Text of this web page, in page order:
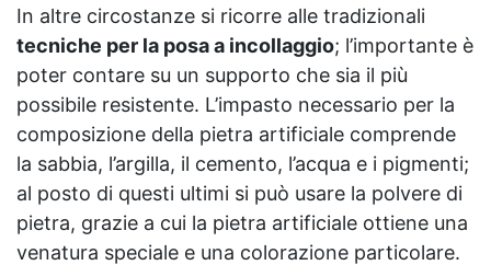
In altre circostanze si ricorre alle tradizionali
tecniche per la posa a incollaggio; l’importante è
poter contare su un supporto che sia il più
possibile resistente. L’impasto necessario per la
composizione della pietra artificiale comprende
la sabbia, l’argilla, il cemento, l’acqua e i pigmenti;
al posto di questi ultimi si può usare la polvere di
pietra, grazie a cui la pietra artificiale ottiene una
venatura speciale e una colorazione particolare.